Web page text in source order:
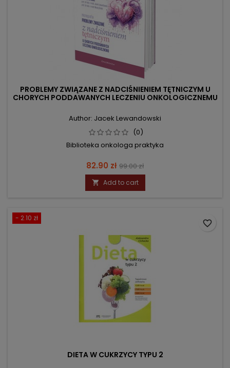
PROBLEMY ZWIĄZANE Z NADCIŚNIENIEM TĘTNICZYM U
CHORYCH PODDAWANYCH LECZENIU ONKOLOGICZNEMU
Author: Jacek Lewandowski
(0)
Biblioteka onkologa praktyka
Price
82.90 zł Regular
price
99.00 zł
 Add to cart
- 2.10 zł
DIETA W CUKRZYCY TYPU 2
favorite_border